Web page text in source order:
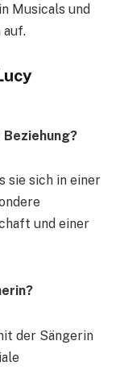
Musicals und
auf.
Beziehung?
sie sich in einer
und einer
der Sängerin